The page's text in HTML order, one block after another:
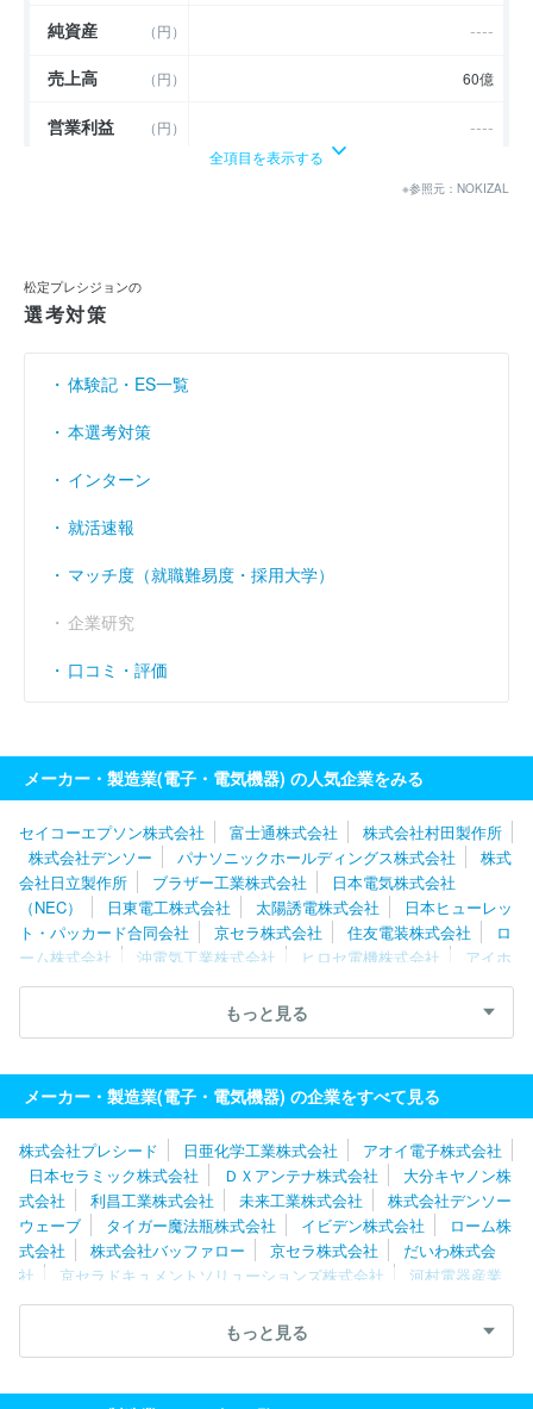
純資産 （円）
----
売上高
（円） 60億
営業利益 （円） ----
利益余剰金
売上伸び率
営業利益率 （％）
経常利益率 （％）
全項目を表示する
※参照元：NOKIZAL
松定プレシジョンの
選考対策
体験記・ES一覧
本選考対策
インターン
就活速報
マッチ度（就職難易度・採用大学）
企業研究
口コミ・評価
メーカー・製造業(電子・電気機器) の人気企業をみる
セイコーエプソン株式会社 富士通株式会社
株式会社村田製作所
株式会社デンソー
パナソニックホールディングス株式会社
株式
会社日立製作所
ブラザー工業株式会社
日本電気株式会社
（NEC）
日東電工株式会社 太陽誘電株式会社
日本ヒューレッ
ト・パッカード合同会社
京セラ株式会社 住友電装株式会社
ロ
ーム株式会社
沖電気工業株式会社 ヒロセ電機株式会社
アイホ
ン株式会社
シャープ株式会社
富士フイルムビジネスイノベーシ
株式会社レゾナック 浜松ホトニクス株式会社
想科学工業株式会社
ッテリー株式会社
株式会社デンソーウェーブ
株式会社バッファ
ロー
京セラドキュメントソリューションズ株式会社
もっと見る
メーカー・製造業(電子・電気機器) の企業をすべて見る
株式会社プレシード 日亜化学工業株式会社
アオイ電子株式会社
日本セラミック株式会社
ＤＸアンテナ株式会社
大分キヤノン株
式会社
利昌工業株式会社 未来工業株式会社
株式会社デンソー
ウェーブ
タイガー魔法瓶株式会社 イビデン株式会社
ローム株
式会社
株式会社バッファロー 京セラ株式会社
だいわ株式会
社
京セラドキュメントソリューションズ株式会社
河村電器産業
株式会社
株式会社クリエイティブ・ウェブ
高槻電器工業株式会
株式会社ミマキエンジニアリング
ニチコ
ン株式会社
式会社ＰＦＵ
日東工業株式会社 シャープ株式会社 アイホン株
もっと見る